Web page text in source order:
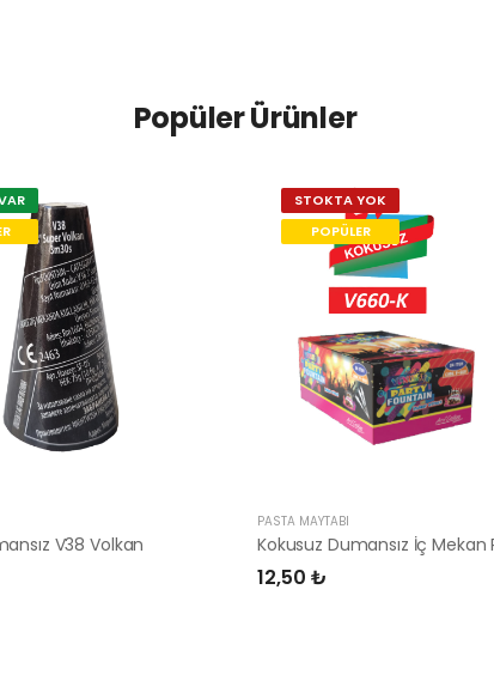
Popüler Ürünler
V38 Volkan
STOKTA YOK
POPÜLER
PASTA MAYTABI
12,50 ₺